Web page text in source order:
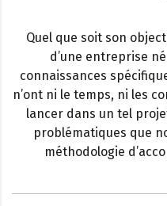
Quel que soit son
d’une entreprise
connaissances
n’ont ni le temps, ni les
lancer dans un tel
problématiques que
méthodologie